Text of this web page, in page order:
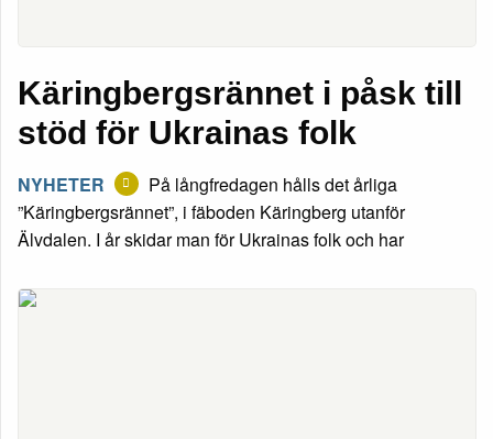
Käringbergsrännet i påsk till
stöd för Ukrainas folk
NYHETER
På långfredagen hålls det årliga
”Käringbergsrännet”, i fäboden Käringberg utanför
Älvdalen. I år skidar man för Ukrainas folk och har